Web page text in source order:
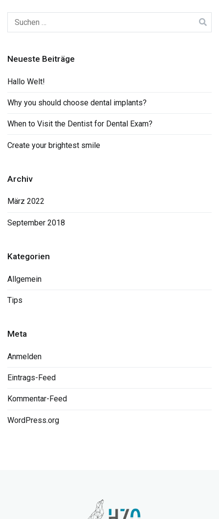
Suchen
nach:
Neueste Beiträge
Hallo Welt!
Why you should choose dental implants?
When to Visit the Dentist for Dental Exam?
Create your brightest smile
Archiv
März 2022
September 2018
Kategorien
Allgemein
Tips
Meta
Anmelden
Eintrags-Feed
Kommentar-Feed
WordPress.org